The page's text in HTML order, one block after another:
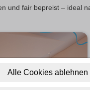
Alle Cookies ablehnen
und fair bepreist – ideal